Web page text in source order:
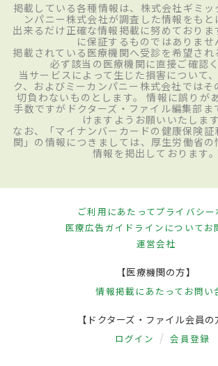
掲載している各種情報は、株式会社ギミッ
ンパニー株式会社が調査した情報をもと
出来るだけ正確な情報掲載に努めておりま
に保証するものではありませ
掲載されている医療機関へ受診を希望され
必ず該当の医療機関に直接ご確認く
当サービスによって生じた損害について
ク、およびミーカンパニー株式会社では
切負わないものとします。 情報に誤りが
手数ですがドクターズ・ファイル編集部ま
けますようお願いいたします
なお、「マイナンバーカードの健康保険証
関」の情報につきましては、厚生労働省の
情報を掲出しております。
ご利用にあたってプライバシー
医療広告ガイドラインについてお
運営会社
【医療機関の方】
情報掲載にあたって お問い
【ドクターズ・ファイル会員の
ログイン 会員登録